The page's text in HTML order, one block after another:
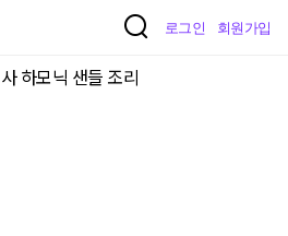
로그인 회원가입